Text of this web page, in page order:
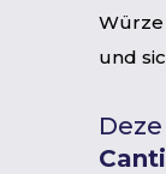
Würze
und